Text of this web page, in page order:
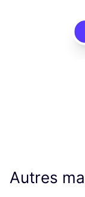
Autres